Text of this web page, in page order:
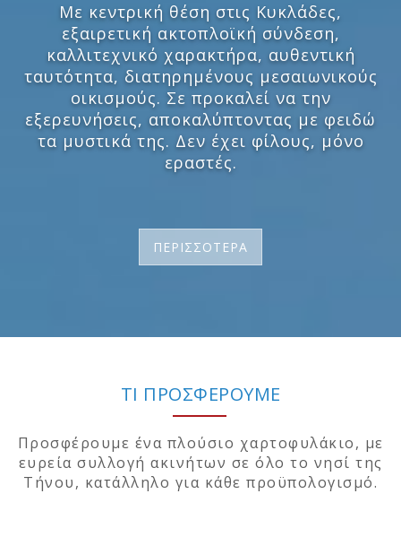
Με κεντρική θέση στις Κυκλάδες,
εξαιρετική ακτοπλοϊκή σύνδεση,
καλλιτεχνικό χαρακτήρα, αυθεντική
ταυτότητα, διατηρημένους μεσαιωνικούς
οικισμούς. Σε προκαλεί να την
εξερευνήσεις, αποκαλύπτοντας με φειδώ
τα μυστικά της. Δεν έχει φίλους, μόνο
εραστές.
ΠΕΡΙΣΣΟΤΕΡΑ
ΤΙ ΠΡΟΣΦΕΡΟΥΜΕ
Προσφέρουμε ένα πλούσιο χαρτοφυλάκιο, με
ευρεία συλλογή ακινήτων σε όλο το νησί της
Τήνου, κατάλληλο για κάθε προϋπολογισμό.